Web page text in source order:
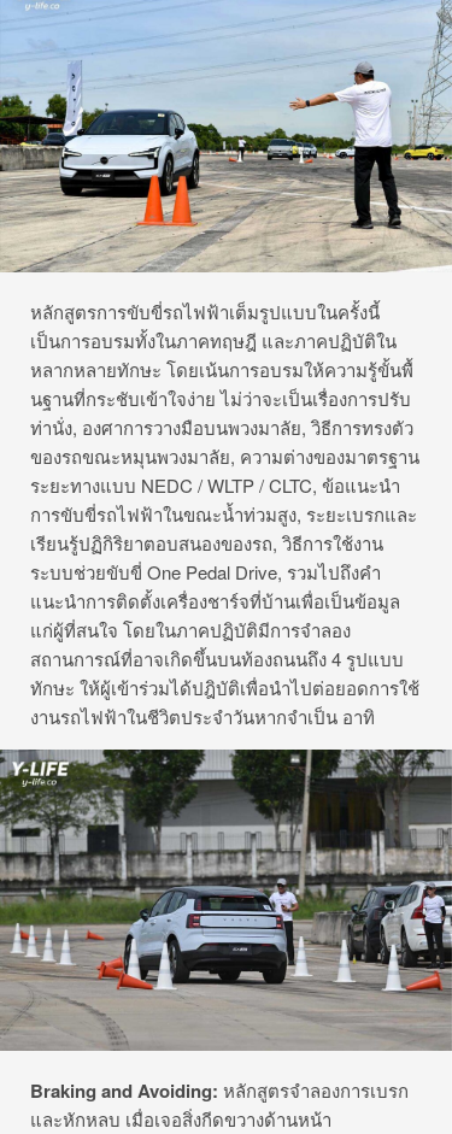
หลักสูตรการขับขี่รถไฟฟ้าเต็มรูปแบบในครั้งนี้
เป็นการอบรมทั้งในภาคทฤษฎี และภาคปฏิบัติใน
หลากหลายทักษะ โดยเน้นการอบรมให้ความรู้ขั้นพื้
นฐานที่กระชับเข้าใจง่าย ไม่ว่าจะเป็นเรื่องการปรับ
ท่านั่ง, องศาการวางมือบนพวงมาลัย, วิธีการทรงตัว
ของรถขณะหมุนพวงมาลัย, ความต่างของมาตรฐาน
ระยะทางแบบ NEDC /WLTP/CLTC, ข้อแนะนำ
การขับขี่รถไฟฟ้าในขณะน้ำท่วมสูง, ระยะเบรกและ
เรียนรู้ปฏิกิริยาตอบสนองของรถ, วิธีการใช้งาน
ระบบช่วยขับขี่ One Pedal Drive, รวมไปถึงคำ
แนะนำการติดตั้งเครื่องชาร์จที่บ้านเพื่อเป็นข้อมูล
แก่ผู้ที่สนใจ โดยในภาคปฏิบัติมีการจำลอง
สถานการณ์ที่อาจเกิดขึ้นบนท้องถนนถึง 4 รูปแบบ
ทักษะ ให้ผู้เข้าร่วมได้ปฎิบัติเพื่อนำไปต่อยอดการใช้
งานรถไฟฟ้าในชีวิตประจำวันหากจำเป็น อาทิ
Braking and Avoiding: หลักสูตรจำลองการเบรก
และหักหลบ เมื่อเจอสิ่งกีดขวางด้านหน้า